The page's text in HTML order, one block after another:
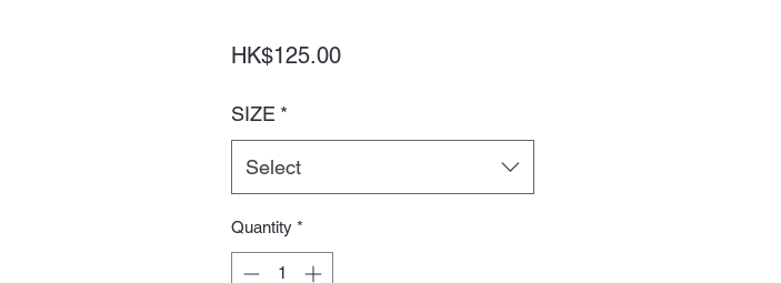
HK$125.00Price
SIZE *
Select
Quantity *